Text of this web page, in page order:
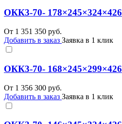
ОКК3-70- 178×245×324×426
От 1 351 350 руб.
Добавить в заказ Заявка в 1 клик
ОКК3-70- 168×245×299×426
От 1 356 300 руб.
Добавить в заказ Заявка в 1 клик